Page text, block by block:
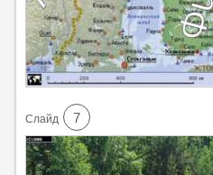
Cлайд 7